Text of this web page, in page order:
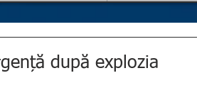
după explozia